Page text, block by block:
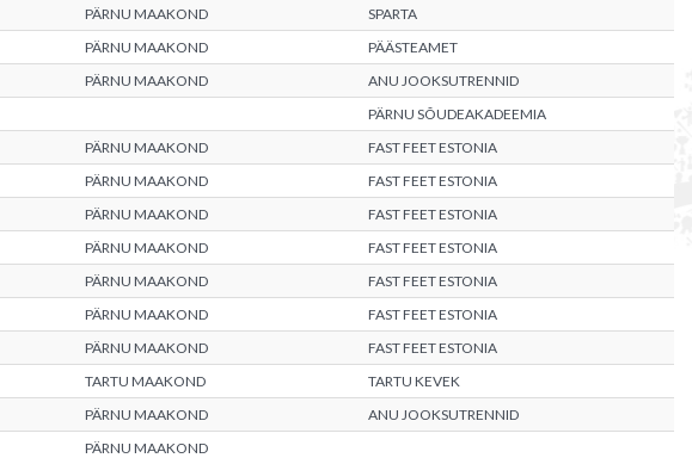
PÄRNU MAAKOND
SPARTA
PÄRNU MAAKOND
PÄÄSTEAMET
PÄRNU MAAKOND
ANU JOOKSUTRENNID
PÄRNU SÕUDEAKADEEMIA
PÄRNU MAAKOND
FAST FEET ESTONIA
PÄRNU MAAKOND
FAST FEET ESTONIA
PÄRNU MAAKOND
FAST FEET ESTONIA
PÄRNU MAAKOND
FAST FEET ESTONIA
PÄRNU MAAKOND
FAST FEET ESTONIA
PÄRNU MAAKOND
FAST FEET ESTONIA
PÄRNU MAAKOND
FAST FEET ESTONIA
TARTU MAAKOND
TARTU KEVEK
PÄRNU MAAKOND
ANU JOOKSUTRENNID
PÄRNU MAAKOND